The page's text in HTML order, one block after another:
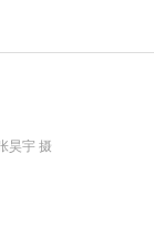
宇 摄